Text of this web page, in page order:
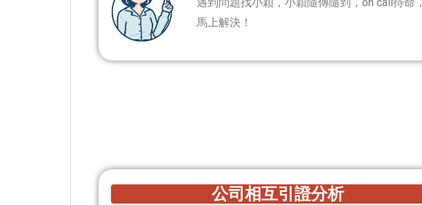
馬上解決！
公司相互引證分析